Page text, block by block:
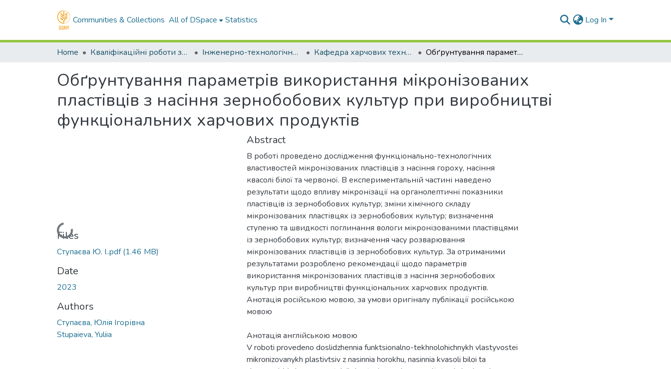
Communities & Collections All of DSpace Statistics Log In
Home Кваліфікаційні роботи здобувачів вищої освіти Інженерно-технологічний факультет Кафедра харчових технологій. Магістри Обґрунтування параметрів використання мікронізованих пластівців з насіння зернобобових культур при виробництві функціональних харчових продуктів
Обґрунтування параметрів використання мікронізованих
пластівців з насіння зернобобових культур при виробництві
функціональних харчових продуктів
Loading...
Files
Ступаєва Ю. І..pdf(1.46 MB)
Date
2023
Authors
Ступаєва, Юлія Ігорівна
Stupaieva, Yuliia
Abstract
В роботі проведено дослідження функціонально-технологічних
властивостей мікронізованих пластівців з насіння гороху, насіння
квасолі білої та червоної. В експериментальній частині наведено
результати щодо впливу мікронізації на органолептичні показники
пластівців із зернобобових культур; зміни хімічного складу
мікронізованих пластівцях із зернобобових культур; визначення
ступеню та швидкості поглинання вологи мікронізованими пластівцями
із зернобобових культур; визначення часу розварювання
мікронізованих пластівців із зернобобових культур. За отриманими
результатами розроблено рекомендації щодо параметрів
використання мікронізованих пластівців з насіння зернобобових
культур при виробництві функціональних харчових продуктів.
Анотація російською мовою, за умови оригіналу публікації російською
мовою
Анотація англійською мовою
V roboti provedeno doslidzhennia funktsionalno-tekhnolohichnykh vlastyvostei
mikronizovanykh plastivtsiv z nasinnia horokhu, nasinnia kvasoli biloi ta